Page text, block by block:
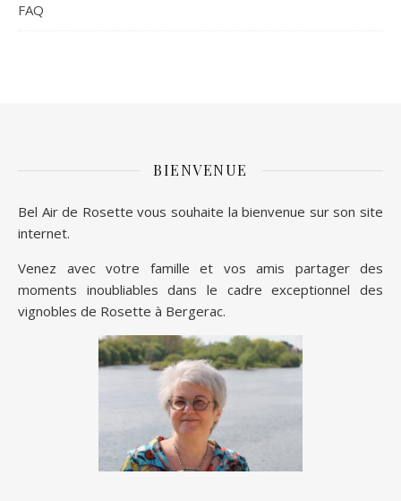
FAQ
BIENVENUE
Bel Air de Rosette vous souhaite la bienvenue sur son site
internet.
Venez avec votre famille et vos amis partager des
moments inoubliables dans le cadre exceptionnel des
vignobles de Rosette à Bergerac.